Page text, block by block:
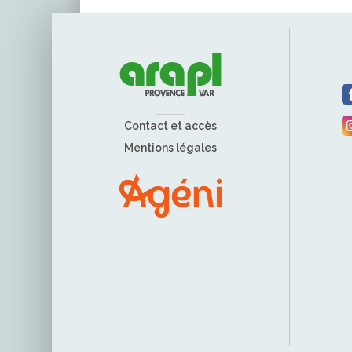
Contact et accès
Mentions légales